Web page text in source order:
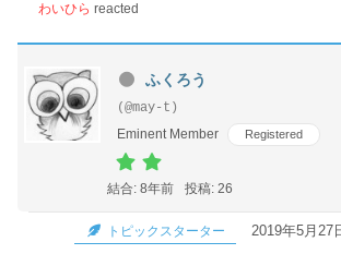
わいひら reacted
ふくろう
(@may-t)
Eminent Member
Registered
結合: 8年前 投稿: 26
トピックスターター 2019年5月27